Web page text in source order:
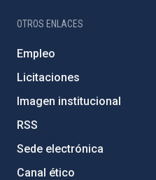
OTROS ENLACES
Empleo
Licitaciones
Imagen institucional
RSS
Sede electrónica
Canal ético